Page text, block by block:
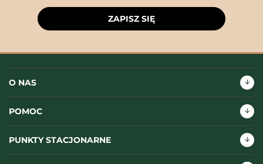
ZAPISZ SIĘ
O NAS
POMOC
PUNKTY STACJONARNE